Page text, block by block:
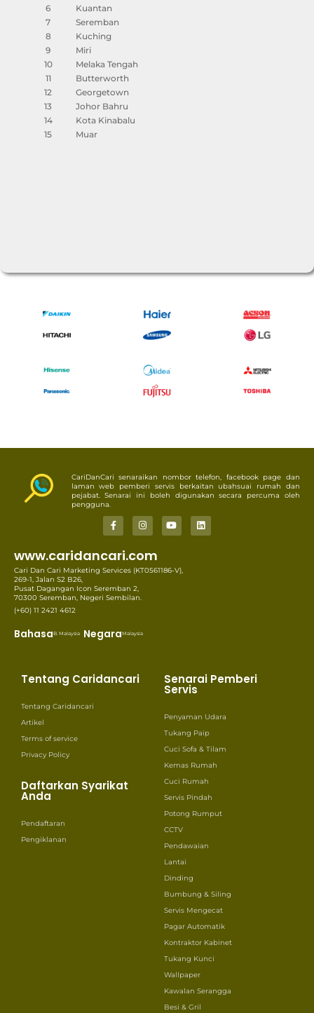
6
Kuantan
7
Seremban
8
Kuching
9
Miri
10
Melaka Tengah
11
Butterworth
12
Georgetown
13
Johor Bahru
14
Kota Kinabalu
15
Muar
CariDanCari senaraikan nombor telefon, facebook page dan
laman web pemberi servis berkaitan ubahsuai rumah dan
pejabat. Senarai ini boleh digunakan secara percuma oleh
pengguna.
www.caridancari.com
Cari Dan Cari Marketing Services (KT0561186-V),
269-1, Jalan S2 B26,
Pusat Dagangan Icon Seremban 2,
70300 Seremban, Negeri Sembilan.
(+60) 11 2421 4612
BahasaB. Malaysia NegaraMalaysia
Tentang Caridancari
Tentang Caridancari
Artikel
Terms of service
Privacy Policy
Daftarkan Syarikat
Anda
Pendaftaran
Pengiklanan
Senarai Pemberi
Servis
Penyaman Udara
Tukang Paip
Cuci Sofa & Tilam
Kemas Rumah
Cuci Rumah
Servis Pindah
Potong Rumput
CCTV
Pendawaian
Lantai
Dinding
Bumbung & Siling
Servis Mengecat
Pagar Automatik
Kontraktor Kabinet
Tukang Kunci
Wallpaper
Kawalan Serangga
Besi & Gril